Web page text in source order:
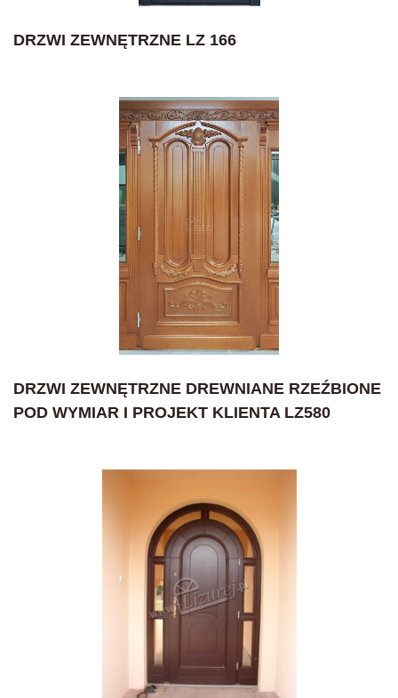
DRZWI ZEWNĘTRZNE LZ 166
DRZWI ZEWNĘTRZNE DREWNIANE RZEŹBIONE
POD WYMIAR I PROJEKT KLIENTA LZ580